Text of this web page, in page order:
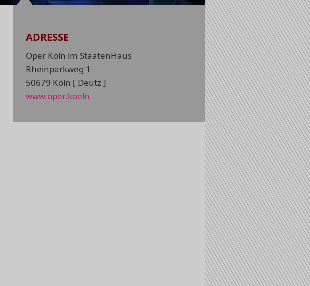
ADRESSE
Oper Köln im StaatenHaus
Rheinparkweg 1
50679 Köln [ Deutz ]
www.oper.koeln